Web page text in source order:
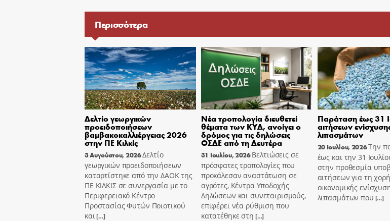
Περισσότερα
Δελτίο γεωργικών
προειδοποιήσεων
βαμβακοκαλλιέργειας 2026
στην ΠΕ Κιλκίς
3 Αυγούστου, 2026Δελτίο
γεωργικών προειδοποιήσεων
καταρτίστηκε από την ΔΑΟΚ της
ΠΕ ΚΙΛΚΙΣ σε συνεργασία με το
Περιφερειακό Κέντρο
Προστασίας Φυτών Ποιοτικού
και[…]
Νέα τροπολογία διευθετεί
θέματα των ΚΥΔ, ανοίγει ο
δρόμος για τις δηλώσεις
ΟΣΔΕ από τη Δευτέρα
31 Ιουλίου, 2026Βελτιώσεις σε
πρόσφατες τροπολογίες που
προκάλεσαν αναστάτωση σε
αγρότες, Κέντρα Υποδοχής
Δηλώσεων και συνεταιρισμούς,
επιφέρει νέα ρύθμιση που
κατατέθηκε στη […]
Παράταση έως 31
αιτήσεων
λιπασμάτων
20 Ιουλίου, 2026Την
έως και την 31
στην προθεσμία
αιτήσεων για τη
οικονομικής
λιπασμάτων που […]